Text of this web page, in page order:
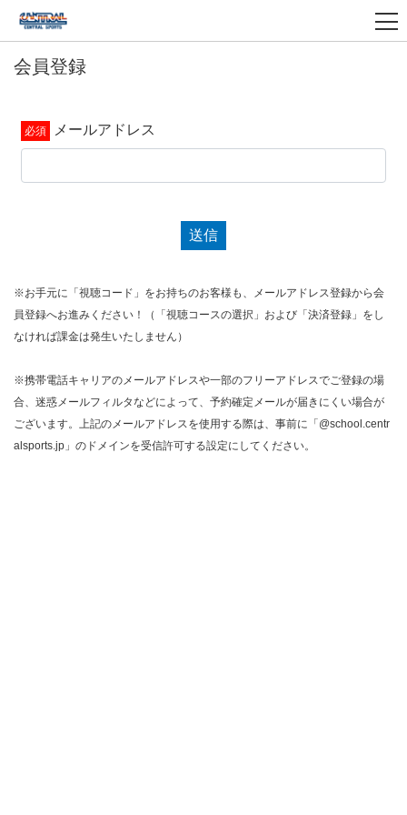
会員登録
メールアドレス
送信
※お手元に「視聴コード」をお持ちのお客様も、メールアドレス登録から会
員登録へお進みください！（「視聴コースの選択」および「決済登録」をし
なければ課金は発生いたしません）
※携帯電話キャリアのメールアドレスや一部のフリーアドレスでご登録の場
合、迷惑メールフィルタなどによって、予約確定メールが届きにくい場合が
ございます。上記のメールアドレスを使用する際は、事前に「@school.centr
alsports.jp」のドメインを受信許可する設定にしてください。